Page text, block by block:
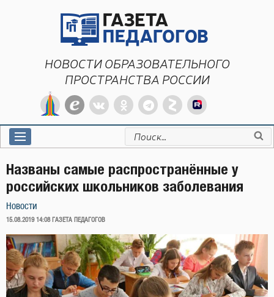
НОВОСТИ ОБРАЗОВАТЕЛЬНОГО
ПРОСТРАНСТВА РОССИИ
Искать:
Названы самые распространённые у
российских школьников заболевания
Новости
ОПУБЛИКОВАНО
15.08.2019 14:08 ГАЗЕТА ПЕДАГОГОВ